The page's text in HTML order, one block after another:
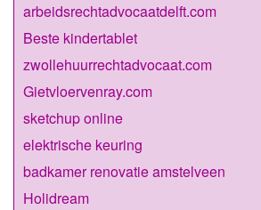
arbeidsrechtadvocaatdelft.com
Beste kindertablet
zwollehuurrechtadvocaat.com
Gietvloervenray.com
sketchup online
elektrische keuring
badkamer renovatie amstelveen
Holidream